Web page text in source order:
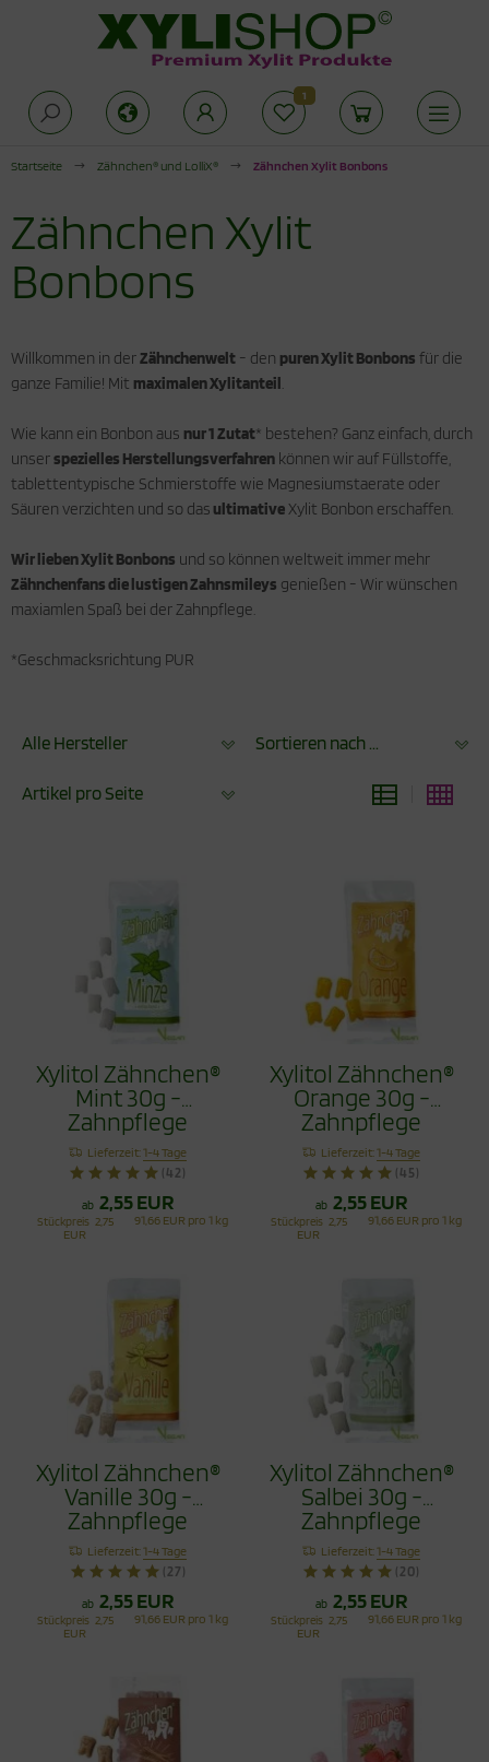
1
Startseite Zähnchen® und LolliX® Zähnchen Xylit Bonbons
Zähnchen Xylit
Bonbons
Willkommen in derZähnchenwelt - den puren Xylit Bonbons für die
ganze Familie! Mit maximalen Xylitanteil.
Wie kann ein Bonbon aus nur 1 Zutat* bestehen? Ganz einfach, durch
unserspezielles Herstellungsverfahren können wir auf Füllstoffe,
tablettentypische Schmierstoffe wie Magnesiumstaerate oder
Säuren verzichten und so das ultimativeXylit Bonbon erschaffen.
Wir lieben Xylit Bonbons und so können weltweit immer mehr
Zähnchenfans die lustigen Zahnsmileys genießen - Wir wünschen
maxiamlen Spaß bei der Zahnpflege.
*Geschmacksrichtung PUR
Alle Hersteller Sortieren nach ...
Artikel pro Seite
Xylitol Zähnchen®
Mint 30g -
Zahnpflege
Bonbons
Lieferzeit:1-4 Tage
(42)
ab 2,55 EUR
Stückpreis 2,75
EUR
91,66 EUR pro 1 kg
Xylitol Zähnchen®
Orange 30g -
Zahnpflege
Bonbons
Lieferzeit:1-4 Tage
(45)
ab 2,55 EUR
Stückpreis 2,75
EUR
91,66 EUR pro 1 kg
Xylitol Zähnchen®
Vanille 30g -
Zahnpflege
Bonbons
Lieferzeit:1-4 Tage
(27)
ab 2,55 EUR
Stückpreis 2,75
EUR
91,66 EUR pro 1 kg
Xylitol Zähnchen®
Salbei 30g -
Zahnpflege
Bonbons
Lieferzeit:1-4 Tage
(20)
ab 2,55 EUR
Stückpreis 2,75
EUR
91,66 EUR pro 1 kg
Alles anzeigen aus Zuckeralternativen
Pulver
mit Xylit
Alles anzeigen aus Produkte für die
Alles anzeigen aus Xylit Drogerie
Zahnpasta
für Kinder